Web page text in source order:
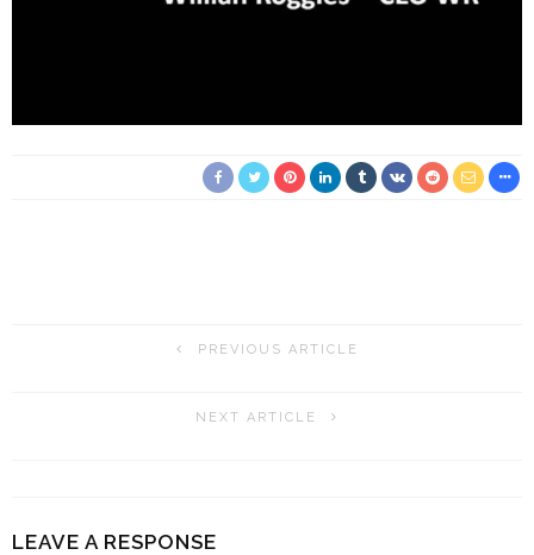
PREVIOUS ARTICLE
NEXT ARTICLE
LEAVE A RESPONSE